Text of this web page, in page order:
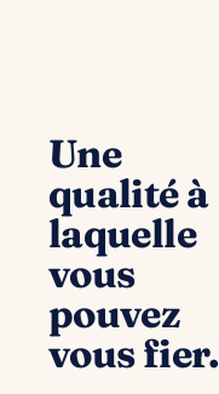
Une
qualité à
laquelle
vous
pouvez
vous fier.